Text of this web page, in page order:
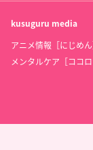
kusuguru media
アニメ情報［にじめん
メンタルケア［ココロ